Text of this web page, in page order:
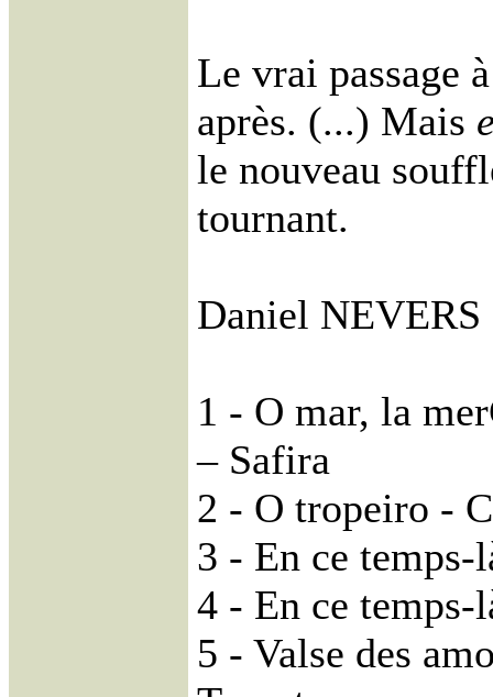
Le vrai passage
après. (...) Mais
le nouveau
tournant.
Daniel NEVERS
1 - O mar, la
– Safira
2 - O tropeiro -
3 - En ce
4 - En ce temps-
5 - Valse des